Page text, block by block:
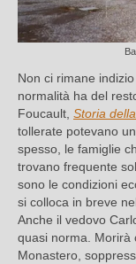
Non ci rimane
normalità ha del
Foucault, Storia
tollerate potevano
spesso, le famiglie
trovano frequente
sono le condizioni
si colloca in breve
Anche il vedovo
quasi norma. Morirà
Monastero,